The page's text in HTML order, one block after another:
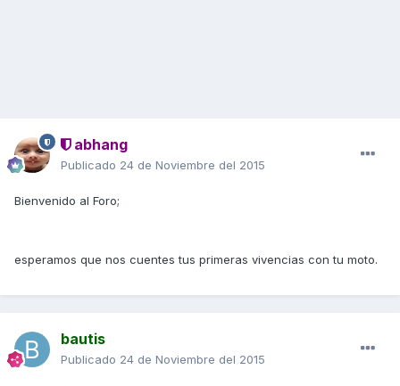
abhang
Publicado 24 de Noviembre del 2015
Bienvenido al Foro;
esperamos que nos cuentes tus primeras vivencias con tu moto.
bautis
Publicado 24 de Noviembre del 2015